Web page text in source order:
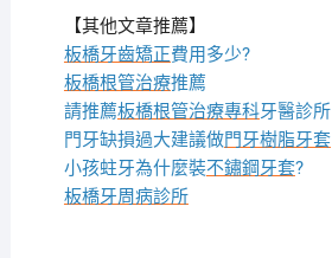
【其他文章推薦】
板橋牙齒矯正費用多少?
板橋根管治療推薦
請推薦板橋根管治療專科牙醫診所
門牙缺損過大建議做門牙樹脂牙套
小孩蛀牙為什麼裝不鏽鋼牙套?
板橋牙周病診所